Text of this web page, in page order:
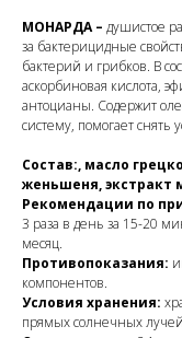
МОНАРДА – душистое
за бактерицидные
бактерий и грибков. В
аскорбиновая кислота,
антоцианы. Содержит
систему, помогает снять
Состав:, масло
женьшеня, экстракт
Рекомендации по
3 раза в день за 15-20
месяц.
Противопоказания:
компонентов.
Условия хранения:
прямых солнечных